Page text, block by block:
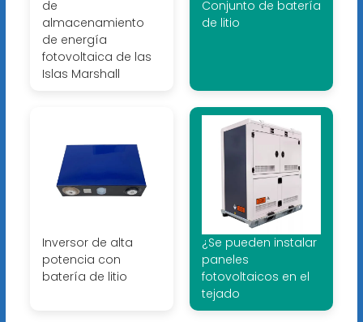
de
almacenamiento
de energía
fotovoltaica de las
Islas Marshall
Conjunto de batería
de litio
Inversor de alta
potencia con
batería de litio
¿Se pueden instalar
paneles
fotovoltaicos en el
tejado